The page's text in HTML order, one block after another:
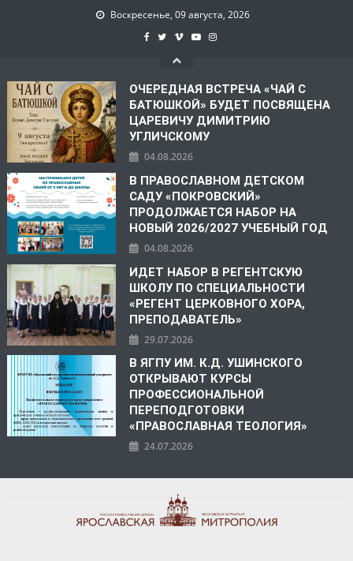
Воскресенье, 09 августа, 2026
ОЧЕРЕДНАЯ ВСТРЕЧА «ЧАЙ С
БАТЮШКОЙ» БУДЕТ ПОСВЯЩЕНА
ЦАРЕВИЧУ ДИМИТРИЮ
УГЛИЧСКОМУ
04.08.2026
В ПРАВОСЛАВНОМ ДЕТСКОМ
САДУ «ПОКРОВСКИЙ»
ПРОДОЛЖАЕТСЯ НАБОР НА
НОВЫЙ 2026/2027 УЧЕБНЫЙ ГОД
04.08.2026
ИДЕТ НАБОР В РЕГЕНТСКУЮ
ШКОЛУ ПО СПЕЦИАЛЬНОСТИ
«РЕГЕНТ ЦЕРКОВНОГО ХОРА,
ПРЕПОДАВАТЕЛЬ»
29.07.2026
В ЯГПУ ИМ. К.Д. УШИНСКОГО
ОТКРЫВАЮТ КУРСЫ
ПРОФЕССИОНАЛЬНОЙ
ПЕРЕПОДГОТОВКИ
«ПРАВОСЛАВНАЯ ТЕОЛОГИЯ»
24.07.2026